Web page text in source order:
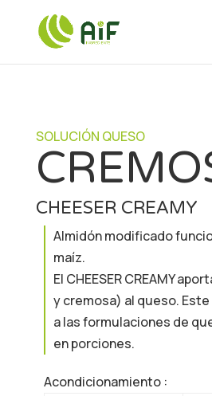
SOLUCIÓN QUESO
CHEESER CREAMY
Almidón modificado
maíz.
El CHEESER CREAMY
y cremosa) al queso.
a las formulaciones de
en porciones.
Acondicionamiento :